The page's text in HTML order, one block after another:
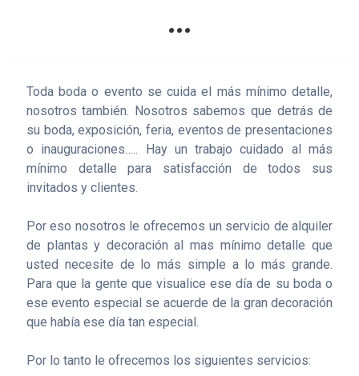
…
Toda boda o evento se cuida el más mínimo detalle,
nosotros también. Nosotros sabemos que detrás de
su boda, exposición, feria, eventos de presentaciones
o inauguraciones….. Hay un trabajo cuidado al más
mínimo detalle para satisfacción de todos sus
invitados y clientes.
Por eso nosotros le ofrecemos un servicio de alquiler
de plantas y decoración al mas mínimo detalle que
usted necesite de lo más simple a lo más grande.
Para que la gente que visualice ese día de su boda o
ese evento especial se acuerde de la gran decoración
que había ese día tan especial.
Por lo tanto le ofrecemos los siguientes servicios: